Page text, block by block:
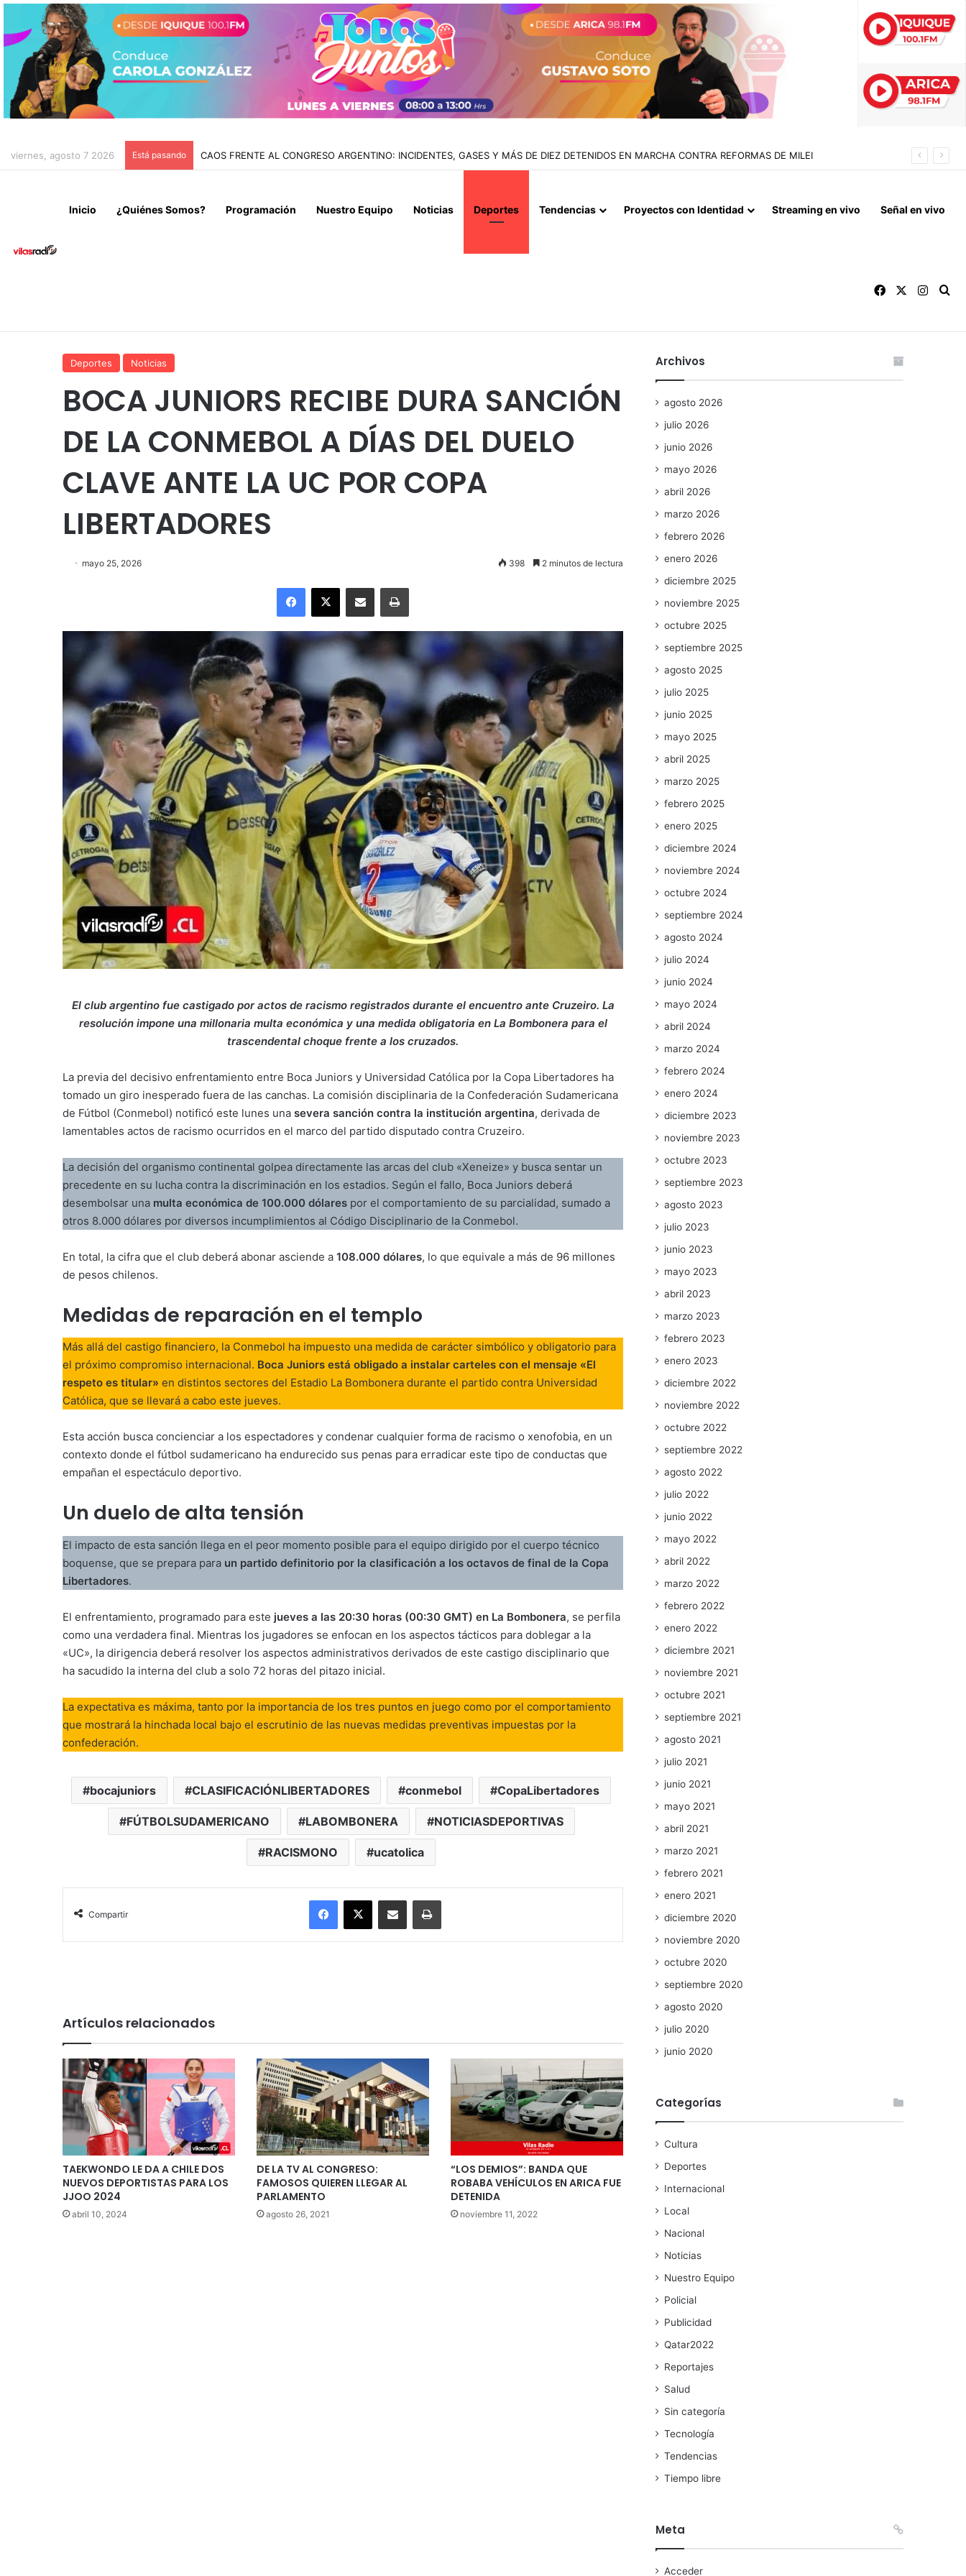
viernes, agosto 7 2026 Está pasando CHILE Y VENEZUELA OFICIALIZAN EL REINICIO DE RELACIONES CONSULARES Y AVANZAN HACIA LA NORMALIZACIÓN DE VÍNCULOS BILATERALES
Inicio ¿Quiénes Somos? Programación Nuestro Equipo Noticias Deportes Tendencias Proyectos con Identidad Streaming en vivo Señal en vivo
Facebook
Deportes Noticias
BOCA JUNIORS RECIBE DURA SANCIÓN
DE LA CONMEBOL A DÍAS DEL DUELO
CLAVE ANTE LA UC POR COPA
LIBERTADORES
mayo 25, 2026 398 2 minutos de lectura
Facebook
X Enviar vía email Imprimir
El club argentino fue castigado por actos de racismo registrados durante el encuentro ante Cruzeiro. La
resolución impone una millonaria multa económica y una medida obligatoria en La Bombonera para el
trascendental choque frente a los cruzados.
La previa del decisivo enfrentamiento entre Boca Juniors y Universidad Católica por la Copa Libertadores ha
tomado un giro inesperado fuera de las canchas. La comisión disciplinaria de la Confederación Sudamericana
de Fútbol (Conmebol) notificó este lunes una severa sanción contra la institución argentina, derivada de
lamentables actos de racismo ocurridos en el marco del partido disputado contra Cruzeiro.
La decisión del organismo continental golpea directamente las arcas del club «Xeneize» y busca sentar un
precedente en su lucha contra la discriminación en los estadios. Según el fallo, Boca Juniors deberá
desembolsar una multa económica de 100.000 dólares por el comportamiento de su parcialidad, sumado a
otros 8.000 dólares por diversos incumplimientos al Código Disciplinario de la Conmebol.
En total, la cifra que el club deberá abonar asciende a 108.000 dólares, lo que equivale a más de 96 millones
de pesos chilenos.
Medidas de reparación en el templo
Más allá del castigo financiero, la Conmebol ha impuesto una medida de carácter simbólico y obligatorio para
el próximo compromiso internacional. Boca Juniors está obligado a instalar carteles con el mensaje «El
respeto es titular» en distintos sectores del Estadio La Bombonera durante el partido contra Universidad
Católica, que se llevará a cabo este jueves.
Esta acción busca concienciar a los espectadores y condenar cualquier forma de racismo o xenofobia, en un
contexto donde el fútbol sudamericano ha endurecido sus penas para erradicar este tipo de conductas que
empañan el espectáculo deportivo.
Un duelo de alta tensión
El impacto de esta sanción llega en el peor momento posible para el equipo dirigido por el cuerpo técnico
boquense, que se prepara para un partido definitorio por la clasificación a los octavos de final de la Copa
Libertadores.
El enfrentamiento, programado para este jueves a las 20:30 horas (00:30 GMT) en La Bombonera, se perfila
como una verdadera final. Mientras los jugadores se enfocan en los aspectos tácticos para doblegar a la
«UC», la dirigencia deberá resolver los aspectos administrativos derivados de este castigo disciplinario que
ha sacudido la interna del club a solo 72 horas del pitazo inicial.
La expectativa es máxima, tanto por la importancia de los tres puntos en juego como por el comportamiento
que mostrará la hinchada local bajo el escrutinio de las nuevas medidas preventivas impuestas por la
confederación.
bocajuniors CLASIFICACIÓNLIBERTADORES conmebol CopaLibertadores
FÚTBOLSUDAMERICANO LABOMBONERA NOTICIASDEPORTIVAS
RACISMONO ucatolica
Compartir
Facebook
X Enviar vía email Imprimir
Artículos relacionados
TAEKWONDO LE DA A CHILE DOS
NUEVOS DEPORTISTAS PARA LOS
JJOO 2024
abril 10, 2024
DE LA TV AL CONGRESO:
FAMOSOS QUIEREN LLEGAR AL
PARLAMENTO
agosto 26, 2021
“LOS DEMIOS”: BANDA QUE
ROBABA VEHÍCULOS EN ARICA FUE
DETENIDA
noviembre 11, 2022
Archivos
agosto 2026
julio 2026
junio 2026
mayo 2026
abril 2026
marzo 2026
febrero 2026
enero 2026
diciembre 2025
noviembre 2025
octubre 2025
septiembre 2025
agosto 2025
julio 2025
junio 2025
mayo 2025
abril 2025
marzo 2025
febrero 2025
enero 2025
diciembre 2024
noviembre 2024
octubre 2024
septiembre 2024
agosto 2024
julio 2024
junio 2024
mayo 2024
abril 2024
marzo 2024
febrero 2024
enero 2024
diciembre 2023
noviembre 2023
octubre 2023
septiembre 2023
agosto 2023
julio 2023
junio 2023
mayo 2023
abril 2023
marzo 2023
febrero 2023
enero 2023
diciembre 2022
noviembre 2022
octubre 2022
septiembre 2022
agosto 2022
julio 2022
junio 2022
mayo 2022
abril 2022
marzo 2022
febrero 2022
enero 2022
diciembre 2021
noviembre 2021
octubre 2021
septiembre 2021
agosto 2021
julio 2021
junio 2021
mayo 2021
abril 2021
marzo 2021
febrero 2021
enero 2021
diciembre 2020
noviembre 2020
octubre 2020
septiembre 2020
agosto 2020
julio 2020
junio 2020
Categorías
Cultura
Deportes
Internacional
Local
Nacional
Noticias
Nuestro Equipo
Policial
Publicidad
Qatar2022
Reportajes
Salud
Sin categoría
Tecnología
Tendencias
Tiempo libre
Meta
Acceder